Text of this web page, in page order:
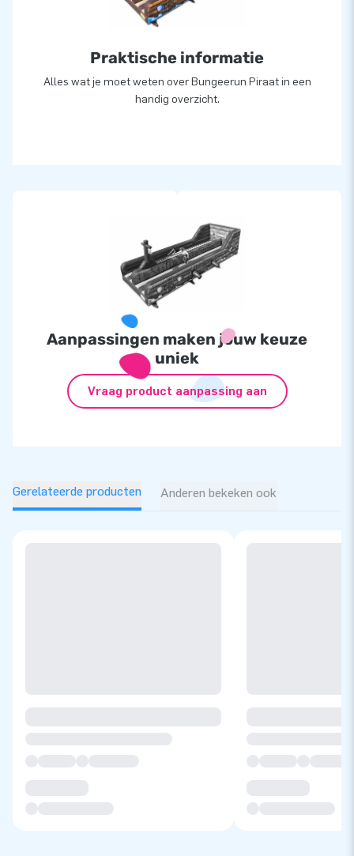
Praktische informatie
Alles wat je moet weten over Bungeerun Piraat in een
handig overzicht.
Aanpassingen maken jouw keuze
uniek
Vraag product aanpassing aan
Gerelateerde producten Anderen bekeken ook